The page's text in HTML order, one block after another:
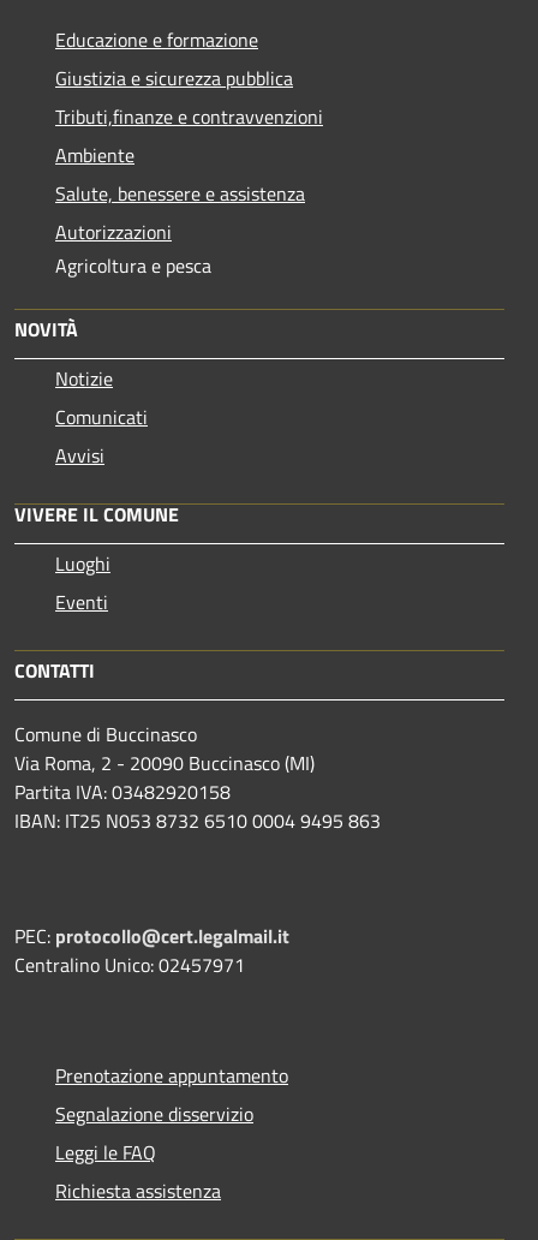
Educazione e formazione
Giustizia e sicurezza pubblica
Tributi,finanze e contravvenzioni
Ambiente
Salute, benessere e assistenza
Autorizzazioni
Agricoltura e pesca
NOVITÀ
Notizie
Comunicati
Avvisi
VIVERE IL COMUNE
Luoghi
Eventi
CONTATTI
Comune di Buccinasco
Via Roma, 2 - 20090 Buccinasco (MI)
Partita IVA: 03482920158
IBAN: IT25 N053 8732 6510 0004 9495 863
PEC: protocollo@cert.legalmail.it
Centralino Unico: 02457971
Prenotazione appuntamento
Segnalazione disservizio
Leggi le FAQ
Richiesta assistenza